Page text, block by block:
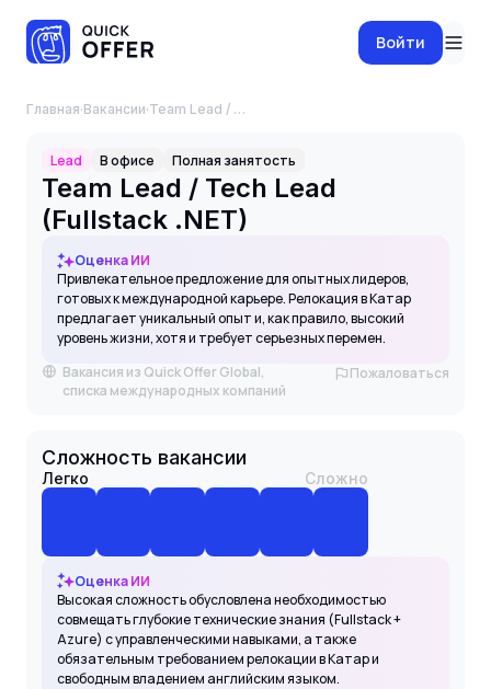
Войти
Главная·Вакансии· Team Lead / Tech Lead (Fullstack .NET)
Lead В офисе Полная занятость
Team Lead / Tech Lead
(Fullstack .NET)
Оценка ИИ
Привлекательное предложение для опытных лидеров,
готовых к международной карьере. Релокация в Катар
предлагает уникальный опыт и, как правило, высокий
уровень жизни, хотя и требует серьезных перемен.
Вакансия из Quick Offer Global,
списка международных компаний
Пожаловаться
Сложность вакансии
Легко Сложно
Оценка ИИ
Высокая сложность обусловлена необходимостью
совмещать глубокие технические знания (Fullstack +
Azure) с управленческими навыками, а также
обязательным требованием релокации в Катар и
свободным владением английским языком.